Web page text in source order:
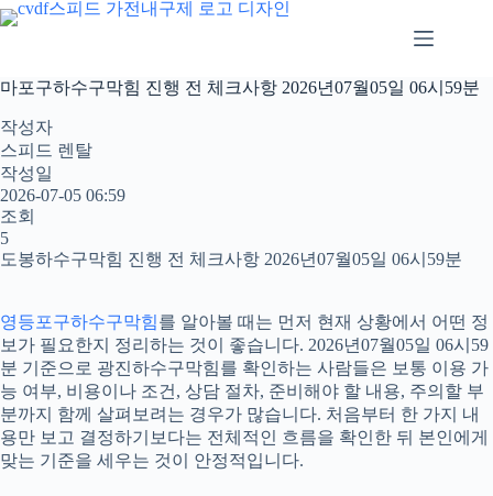
본
문
로
건
너
뛰
기
마포구하수구막힘 진행 전 체크사항 2026년07월05일 06시59분
작성자
스피드 렌탈
작성일
2026-07-05 06:59
조회
5
도봉하수구막힘 진행 전 체크사항 2026년07월05일 06시59분
영등포구하수구막힘를 알아볼 때는 먼저 현재 상황에서 어떤 정
보가 필요한지 정리하는 것이 좋습니다. 2026년07월05일 06시59
분 기준으로 광진하수구막힘를 확인하는 사람들은 보통 이용 가
능 여부, 비용이나 조건, 상담 절차, 준비해야 할 내용, 주의할 부
분까지 함께 살펴보려는 경우가 많습니다. 처음부터 한 가지 내
용만 보고 결정하기보다는 전체적인 흐름을 확인한 뒤 본인에게
맞는 기준을 세우는 것이 안정적입니다.